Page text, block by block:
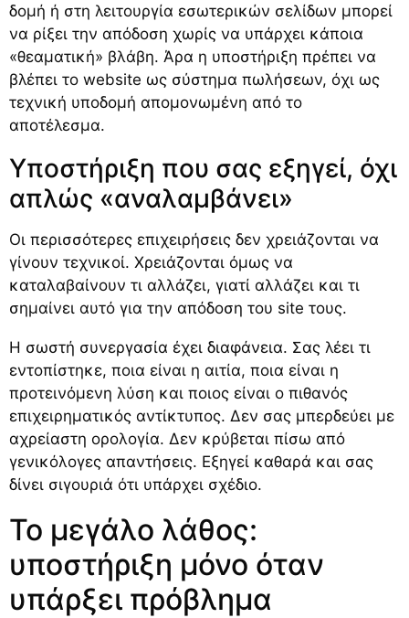
δομή ή στη λειτουργία εσωτερικών σελίδων μπορεί
να ρίξει την απόδοση χωρίς να υπάρχει κάποια
«θεαματική» βλάβη. Άρα η υποστήριξη πρέπει να
βλέπει το website ως σύστημα πωλήσεων, όχι ως
τεχνική υποδομή απομονωμένη από το
αποτέλεσμα.
Υποστήριξη που σας εξηγεί, όχι
απλώς «αναλαμβάνει»
Οι περισσότερες επιχειρήσεις δεν χρειάζονται να
γίνουν τεχνικοί. Χρειάζονται όμως να
καταλαβαίνουν τι αλλάζει, γιατί αλλάζει και τι
σημαίνει αυτό για την απόδοση του site τους.
Η σωστή συνεργασία έχει διαφάνεια. Σας λέει τι
εντοπίστηκε, ποια είναι η αιτία, ποια είναι η
προτεινόμενη λύση και ποιος είναι ο πιθανός
επιχειρηματικός αντίκτυπος. Δεν σας μπερδεύει με
αχρείαστη ορολογία. Δεν κρύβεται πίσω από
γενικόλογες απαντήσεις. Εξηγεί καθαρά και σας
δίνει σιγουριά ότι υπάρχει σχέδιο.
Το μεγάλο λάθος:
υποστήριξη μόνο όταν
υπάρξει πρόβλημα